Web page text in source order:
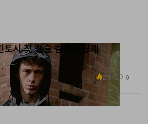
토시 첫 캡슐 컬렉션 공개
요.
2.3K 0